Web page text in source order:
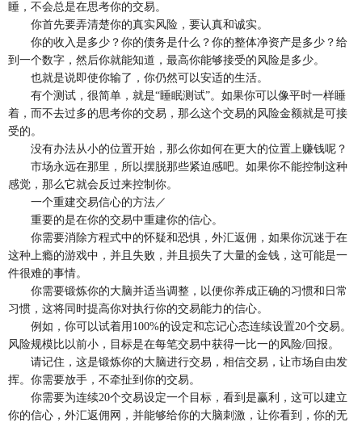
睡，不会总是在思考你的交易。
你首先要弄清楚你的真实风险，要认真和诚实。
你的收入是多少？你的债务是什么？你的整体净资产是多少？给
到一个数字，然后你就能知道，最高你能够接受的风险是多少。
也就是说即使你输了，你仍然可以安适的生活。
有个测试，很简单，就是“睡眠测试”。如果你可以像平时一样睡
着，而不去过多的思考你的交易，那么这个交易的风险金额就是可接
受的。
没有办法从小的位置开始，那么你如何在更大的位置上赚钱呢？
市场永远在那里，所以摆脱那些紧迫感吧。如果你不能控制这种
感觉，那么它就会反过来控制你。
一个重建交易信心的方法／
重要的是在你的交易中重建你的信心。
你需要消除方程式中的怀疑和恐惧，外汇返佣，如果你沉迷于在
这种上瘾的游戏中，并且失败，并且损失了大量的金钱，这可能是一
件很难的事情。
你需要锻炼你的大脑并适当调整，以便你养成正确的习惯和日常
习惯，这将同时提高你对执行你的交易能力的信心。
例如，你可以试着用100%的设定和忘记心态连续设置20个交易。
风险规模比以前小，目标是在每笔交易中获得一比一的风险/回报。
请记住，这是锻炼你的大脑进行交易，相信交易，让市场自由发
挥。你需要放手，不牵扯到你的交易。
你需要为连续20个交易设定一个目标，看到是赢利，这可以建立
你的信心，外汇返佣网，并能够给你的大脑刺激，让你看到，你的无